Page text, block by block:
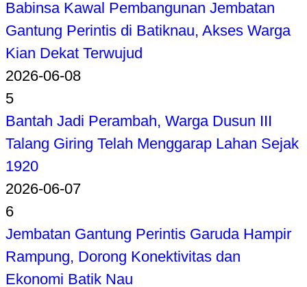
Babinsa Kawal Pembangunan Jembatan
Gantung Perintis di Batiknau, Akses Warga
Kian Dekat Terwujud
2026-06-08
5
Bantah Jadi Perambah, Warga Dusun III
Talang Giring Telah Menggarap Lahan Sejak
1920
2026-06-07
6
Jembatan Gantung Perintis Garuda Hampir
Rampung, Dorong Konektivitas dan
Ekonomi Batik Nau